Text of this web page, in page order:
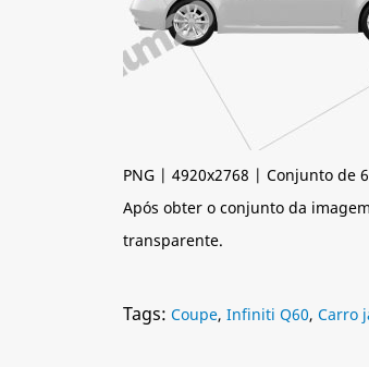
PNG | 4920x2768 | Conjunto de
Após obter o conjunto da
transparente.
Tags: Coupe, Infiniti Q60, Carro